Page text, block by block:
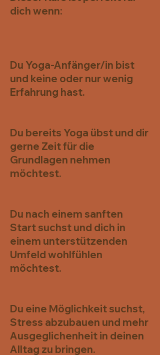
dich wenn:
Du Yoga-Anfänger/in bist
und keine oder nur wenig
Erfahrung hast.
Du bereits Yoga übst und dir
gerne Zeit für die
Grundlagen nehmen
möchtest.
Du nach einem sanften
Start suchst und dich in
einem unterstützenden
Umfeld wohlfühlen
möchtest.
Du eine Möglichkeit suchst,
Stress abzubauen und mehr
Ausgeglichenheit in deinen
Alltag zu bringen.